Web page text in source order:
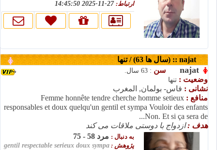
ارتباط: 27-11-2025 14:45:50
najat :: (سال ها 63) / تنها
najat سن : 63 سال.
وضعیت : تنها
نشانی : فاس- بولمان, المغرب
منافع : Femme honnête tendre cherche homme setieux
responsables et doux quelqu'un gentil et sympa Vouloir des enfants
Non. Et si ça sera de...
هدف :ازدواج با دوستی ملاقات می کند
به دنبال : مرد 58 - 75
پژوهش : gentil respectable serieux doux sympa